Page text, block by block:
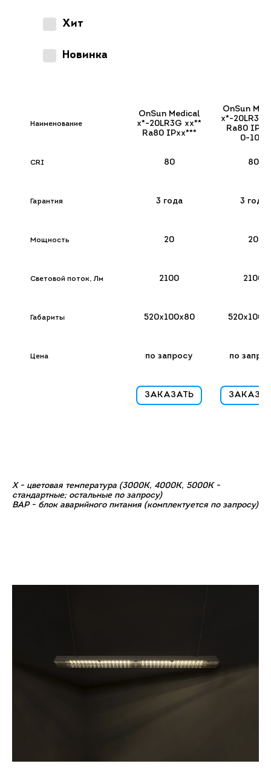
Хит
Новинка
Наименование
CRI
Гарантия
Мощность
Световой поток, Лм
Габариты
Цена
OnSun Medical
х*-20LR3G хx**
Ra80 IPхx***
80
3 года
20
2100
520x100x80
по запросу
ЗАКАЗАТЬ
OnSun
х*-20LR3G
Ra80
0-10V
80
3 года
20
2100
по
X - цветовая температура (3000К, 4000К, 5000К -
стандартные; остальные по запросу)
ВАР - блок аварийного питания (комплектуется по запросу)